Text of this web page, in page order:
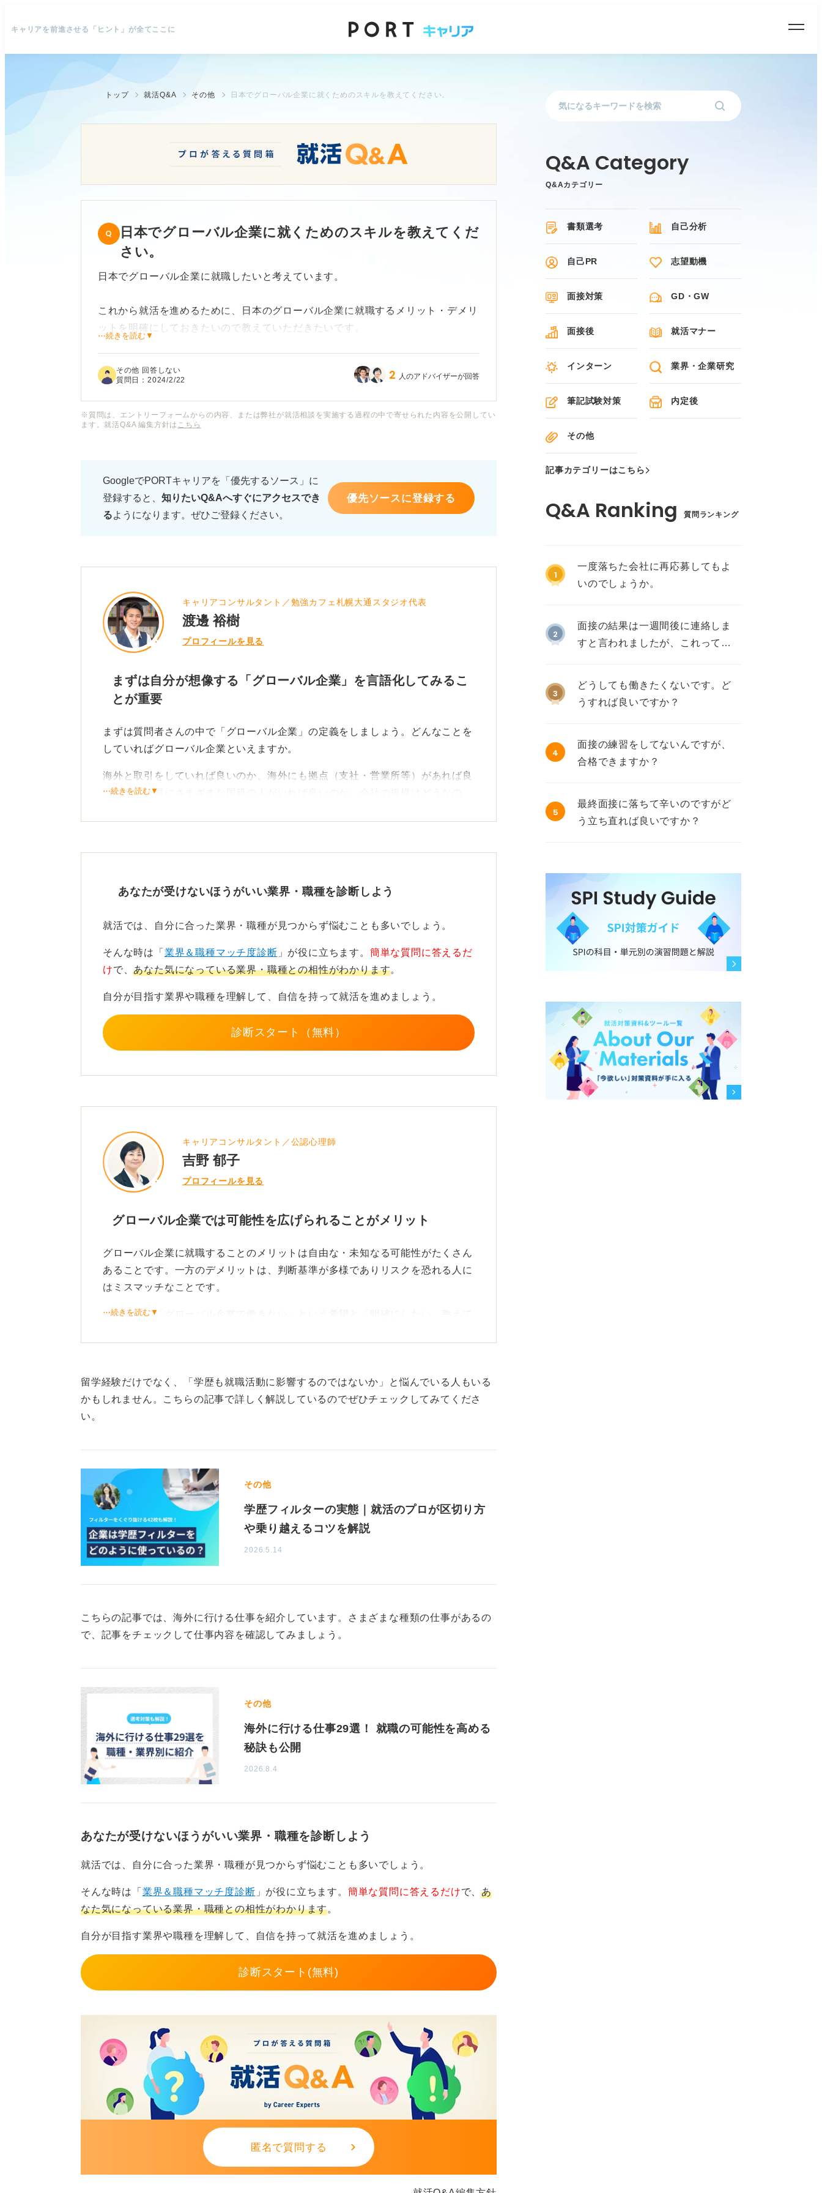
キャリアを前進させる「ヒント」が全てここに
トップ 就活Q&A その他 日本でグローバル企業に就くためのスキルを教えてください。
日本でグローバル企業に就くためのスキルを教えてくだ
さい。
日本でグローバル企業に就職したいと考えています。
これから就活を進めるために、日本のグローバル企業に就職するメリット・デメリ
ットを明確にしておきたいので教えていただきたいです。
ているのですが、ほかにアピールできるスキルや取得しておくと良い資格があれば
グローバル企業のかっこよさに惹かれ、入れるものなら入りたいですが、どんな会
⋯続きを読む▼
その他 回答しない
質問日：2024/2/22 2 人のアドバイザーが回答
※質問は、エントリーフォームからの内容、または弊社が就活相談を実施する過程の中で寄せられた内容を公開してい
ます。就活Q&A 編集方針は こちら
GoogleでPORTキャリアを「優先するソース」に
登録すると、 知りたいQ&Aへすぐにアクセスでき
るようになります。ぜひご登録ください。
優先ソースに登録する
キャリアコンサルタント／勉強カフェ札幌大通スタジオ代表
渡邊 裕樹
プロフィールを見る
まずは自分が想像する「グローバル企業」を言語化してみるこ
とが重要
まずは質問者さんの中で「グローバル企業」の定義をしましょう。どんなことを
していればグローバル企業といえますか。
海外と取引をしていれば良いのか、海外にも拠点（支社・営業所等）があれば良
いのか、社員にさまざまな国籍の人がいれば良いのか、会社の規模はどうなの
海外と取引をしている会社ということでいえば、小さな企業でもかなりたくさん
き、商品を仕入れて日本で販売するということもよくあります。
この例を見て「これは自分の考えるグローバル企業ではない」と感じるのであれ
ば、質問者さんの中に何かしらグローバル企業の条件があるはずです。それを明
これが会社選びや、志望動機作成、面接での受け答えなどに役立つのです。質問
者さんは「グローバル企業のかっこよさに惹かれ」と書いてあるのでどんなとこ
質問者さんの現時点での課題は「グローバル企業」というものに対する解像度が
荒すぎるため、何を準備すれば良いかもわからないということです。「自分が考
えるグローバル企業とは」を明確にすると次々と必要な情報が浮かび上がってく
0
⋯続きを読む▼
あなたが受けないほうがいい業界・職種を診断しよう
就活では、自分に合った業界・職種が見つからず悩むことも多いでしょう。
そんな時は「 業界＆職種マッチ度診断 」が役に立ちます。 簡単な質問に答えるだ
けで、あなた気になっている業界・職種との相性がわかります。
自分が目指す業界や職種を理解して、自信を持って就活を進めましょう。
診断スタート（無料）
キャリアコンサルタント／公認心理師
吉野 郁子
プロフィールを見る
グローバル企業では可能性を広げられることがメリット
グローバル企業に就職することのメリットは自由な・未知なる可能性がたくさん
あることです。一方のデメリットは、判断基準が多様でありリスクを恐れる人に
はミスマッチなことです。
そのため、「グローバル企業で働きたい」という希望と「明確にしたい、教えて
あなたの考えるグローバル企業とは、売り上げにおける海外市場比率が高いこと
る、行動を起こす、という姿勢が不可欠です。
まずは就職フェアに足を運び、「我が社はグローバル企業」とアピールしている
企業で話を聞いてみてはどうでしょうか。アピールできるスキルや資格も企業に
よって違うと思うので、その質問を複数企業に投げかけることで、有意義なアド
バイスが得られるでしょう。
今何となく感じている「かっこよさ」とは具体的には何のことかもイメージ化が
0
⋯続きを読む▼
留学経験だけでなく、「学歴も就職活動に影響するのではないか」と悩んでいる人もいる
かもしれません。こちらの記事で詳しく解説しているのでぜひチェックしてみてくださ
い。
その他
学歴フィルターの実態｜就活のプロが区切り方
や乗り越えるコツを解説
2026.5.14
こちらの記事では、海外に行ける仕事を紹介しています。さまざまな種類の仕事があるの
で、記事をチェックして仕事内容を確認してみましょう。
その他
海外に行ける仕事29選！ 就職の可能性を高める
秘訣も公開
2026.8.4
あなたが受けないほうがいい業界・職種を診断しよう
就活では、自分に合った業界・職種が見つからず悩むことも多いでしょう。
そんな時は「 業界＆職種マッチ度診断 」が役に立ちます。 簡単な質問に答えるだけで、あ
なた気になっている業界・職種との相性がわかります。
自分が目指す業界や職種を理解して、自信を持って就活を進めましょう。
診断スタート(無料)
匿名で質問する
Q&Aカテゴリー
書類選考 自己分析
自己PR 志望動機
面接対策 GD・GW
面接後 就活マナー
インターン 業界・企業研究
筆記試験対策 内定後
その他
記事カテゴリーはこちら
質問ランキング
1
一度落ちた会社に再応募してもよ
いのでしょうか。
2
面接の結果は一週間後に連絡しま
すと言われましたが、これって不
3
どうしても働きたくないです。ど
うすれば良いですか？
4
面接の練習をしてないんですが、
合格できますか？
5
最終面接に落ちて辛いのですがど
う立ち直れば良いですか？